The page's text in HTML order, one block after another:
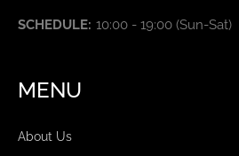
SCHEDULE: 10:00 - 19:00 (Sun-Sat)
MENU
About Us